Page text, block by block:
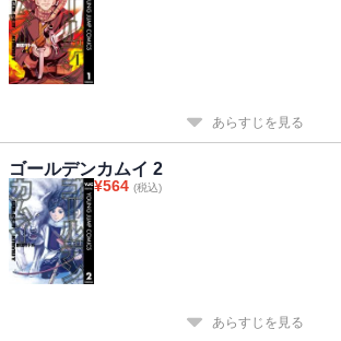
あらすじを見る
ゴールデンカムイ 2
¥564 (税込)
あらすじを見る